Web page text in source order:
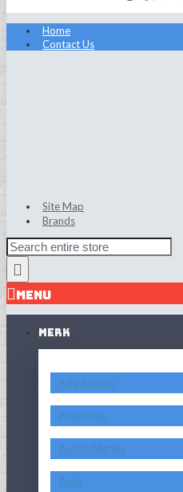
Home
Contact Us
Site Map
Brands
MENU
MERK
Alfa Romeo
Asahimas
Aston Martin
Audi